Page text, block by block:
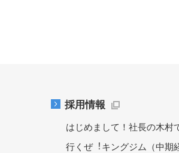
採用情報
はじめまして！社長の木村
行くぜ︕キングジム（中期